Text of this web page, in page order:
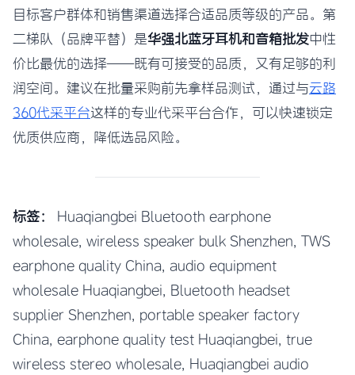
目标客户群体和销售渠道选择合适品质等级的产品。第
二梯队（品牌平替）是华强北蓝牙耳机和音箱批发中性
价比最优的选择——既有可接受的品质，又有足够的利
润空间。建议在批量采购前先拿样品测试，通过与云路
360代采平台这样的专业代采平台合作，可以快速锁定
优质供应商，降低选品风险。
标签：
Huaqiangbei Bluetooth earphone
wholesale, wireless speaker bulk Shenzhen, TWS
earphone quality China, audio equipment
wholesale Huaqiangbei, Bluetooth headset
supplier Shenzhen, portable speaker factory
China, earphone quality test Huaqiangbei, true
wireless stereo wholesale, Huaqiangbei audio